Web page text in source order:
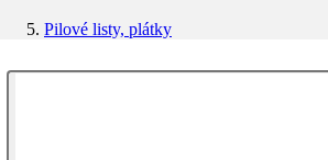
Pilové listy, plátky